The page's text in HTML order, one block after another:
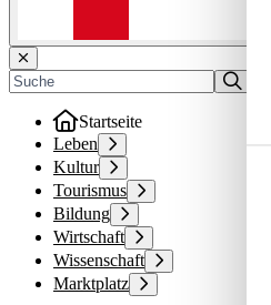
Startseite
Leben
Kultur
Tourismus
Bildung
Wirtschaft
Wissenschaft
Marktplatz